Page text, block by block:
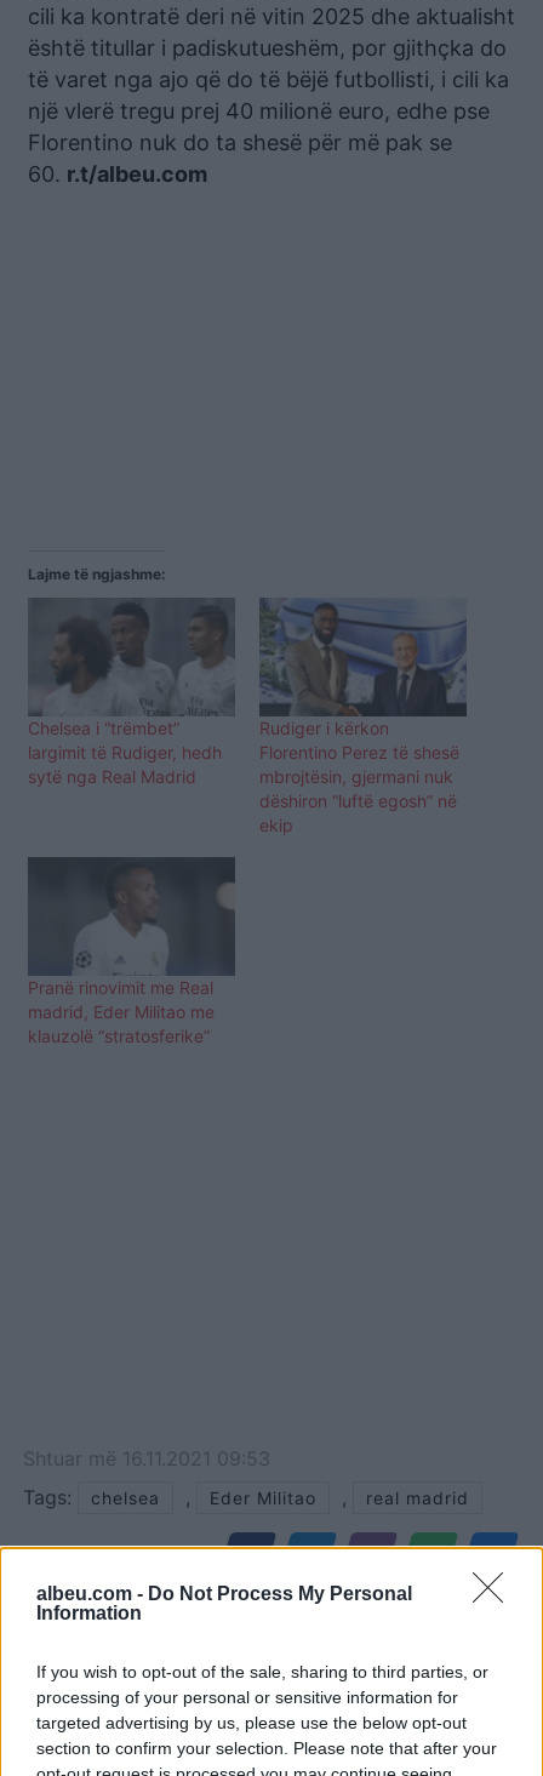
albeu.com - Do Not Process My Personal
Information
If you wish to opt-out of the sale, sharing to third parties, or
processing of your personal or sensitive information for
targeted advertising by us, please use the below opt-out
section to confirm your selection. Please note that after your
cili ka kontratë deri në vitin 2025 dhe aktualisht
është titullar i padiskutueshëm, por gjithçka do
të varet nga ajo që do të bëjë futbollisti, i cili ka
një vlerë tregu prej 40 milionë euro, edhe pse
Florentino nuk do ta shesë për më pak se
60. r.t/albeu.com
Lajme të ngjashme:
Chelsea i “trëmbet”
largimit të Rudiger, hedh
sytë nga Real Madrid
Rudiger i kërkon
Florentino Perez të shesë
mbrojtësin, gjermani nuk
dëshiron “luftë egosh” në
ekip
Pranë rinovimit me Real
madrid, Eder Militao me
klauzolë “stratosferike”
Shtuar më 16.11.2021 09:53
Tags:
chelsea , Eder Militao , real madrid